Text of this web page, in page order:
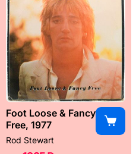
Foot Loose & Fancy
Free, 1977
Rod Stewart